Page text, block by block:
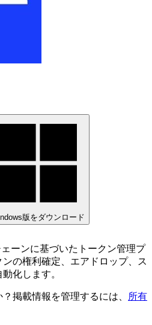
版をダウンロード
ーンに基づいたトークン管理プ
の権利確定、エアドロップ、ス
化します。
掲載情報を管理するには、
所有